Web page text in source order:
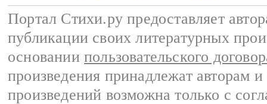
Портал Стихи.ру предоставляет
публикации своих литературных
основании пользовательского
произведения принадлежат авторам
произведений возможна только с